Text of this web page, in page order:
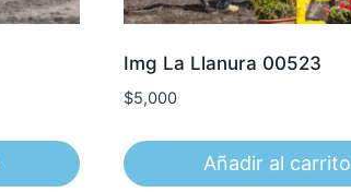
Img La Llanura 00523
$5,000
Añadir al carrito